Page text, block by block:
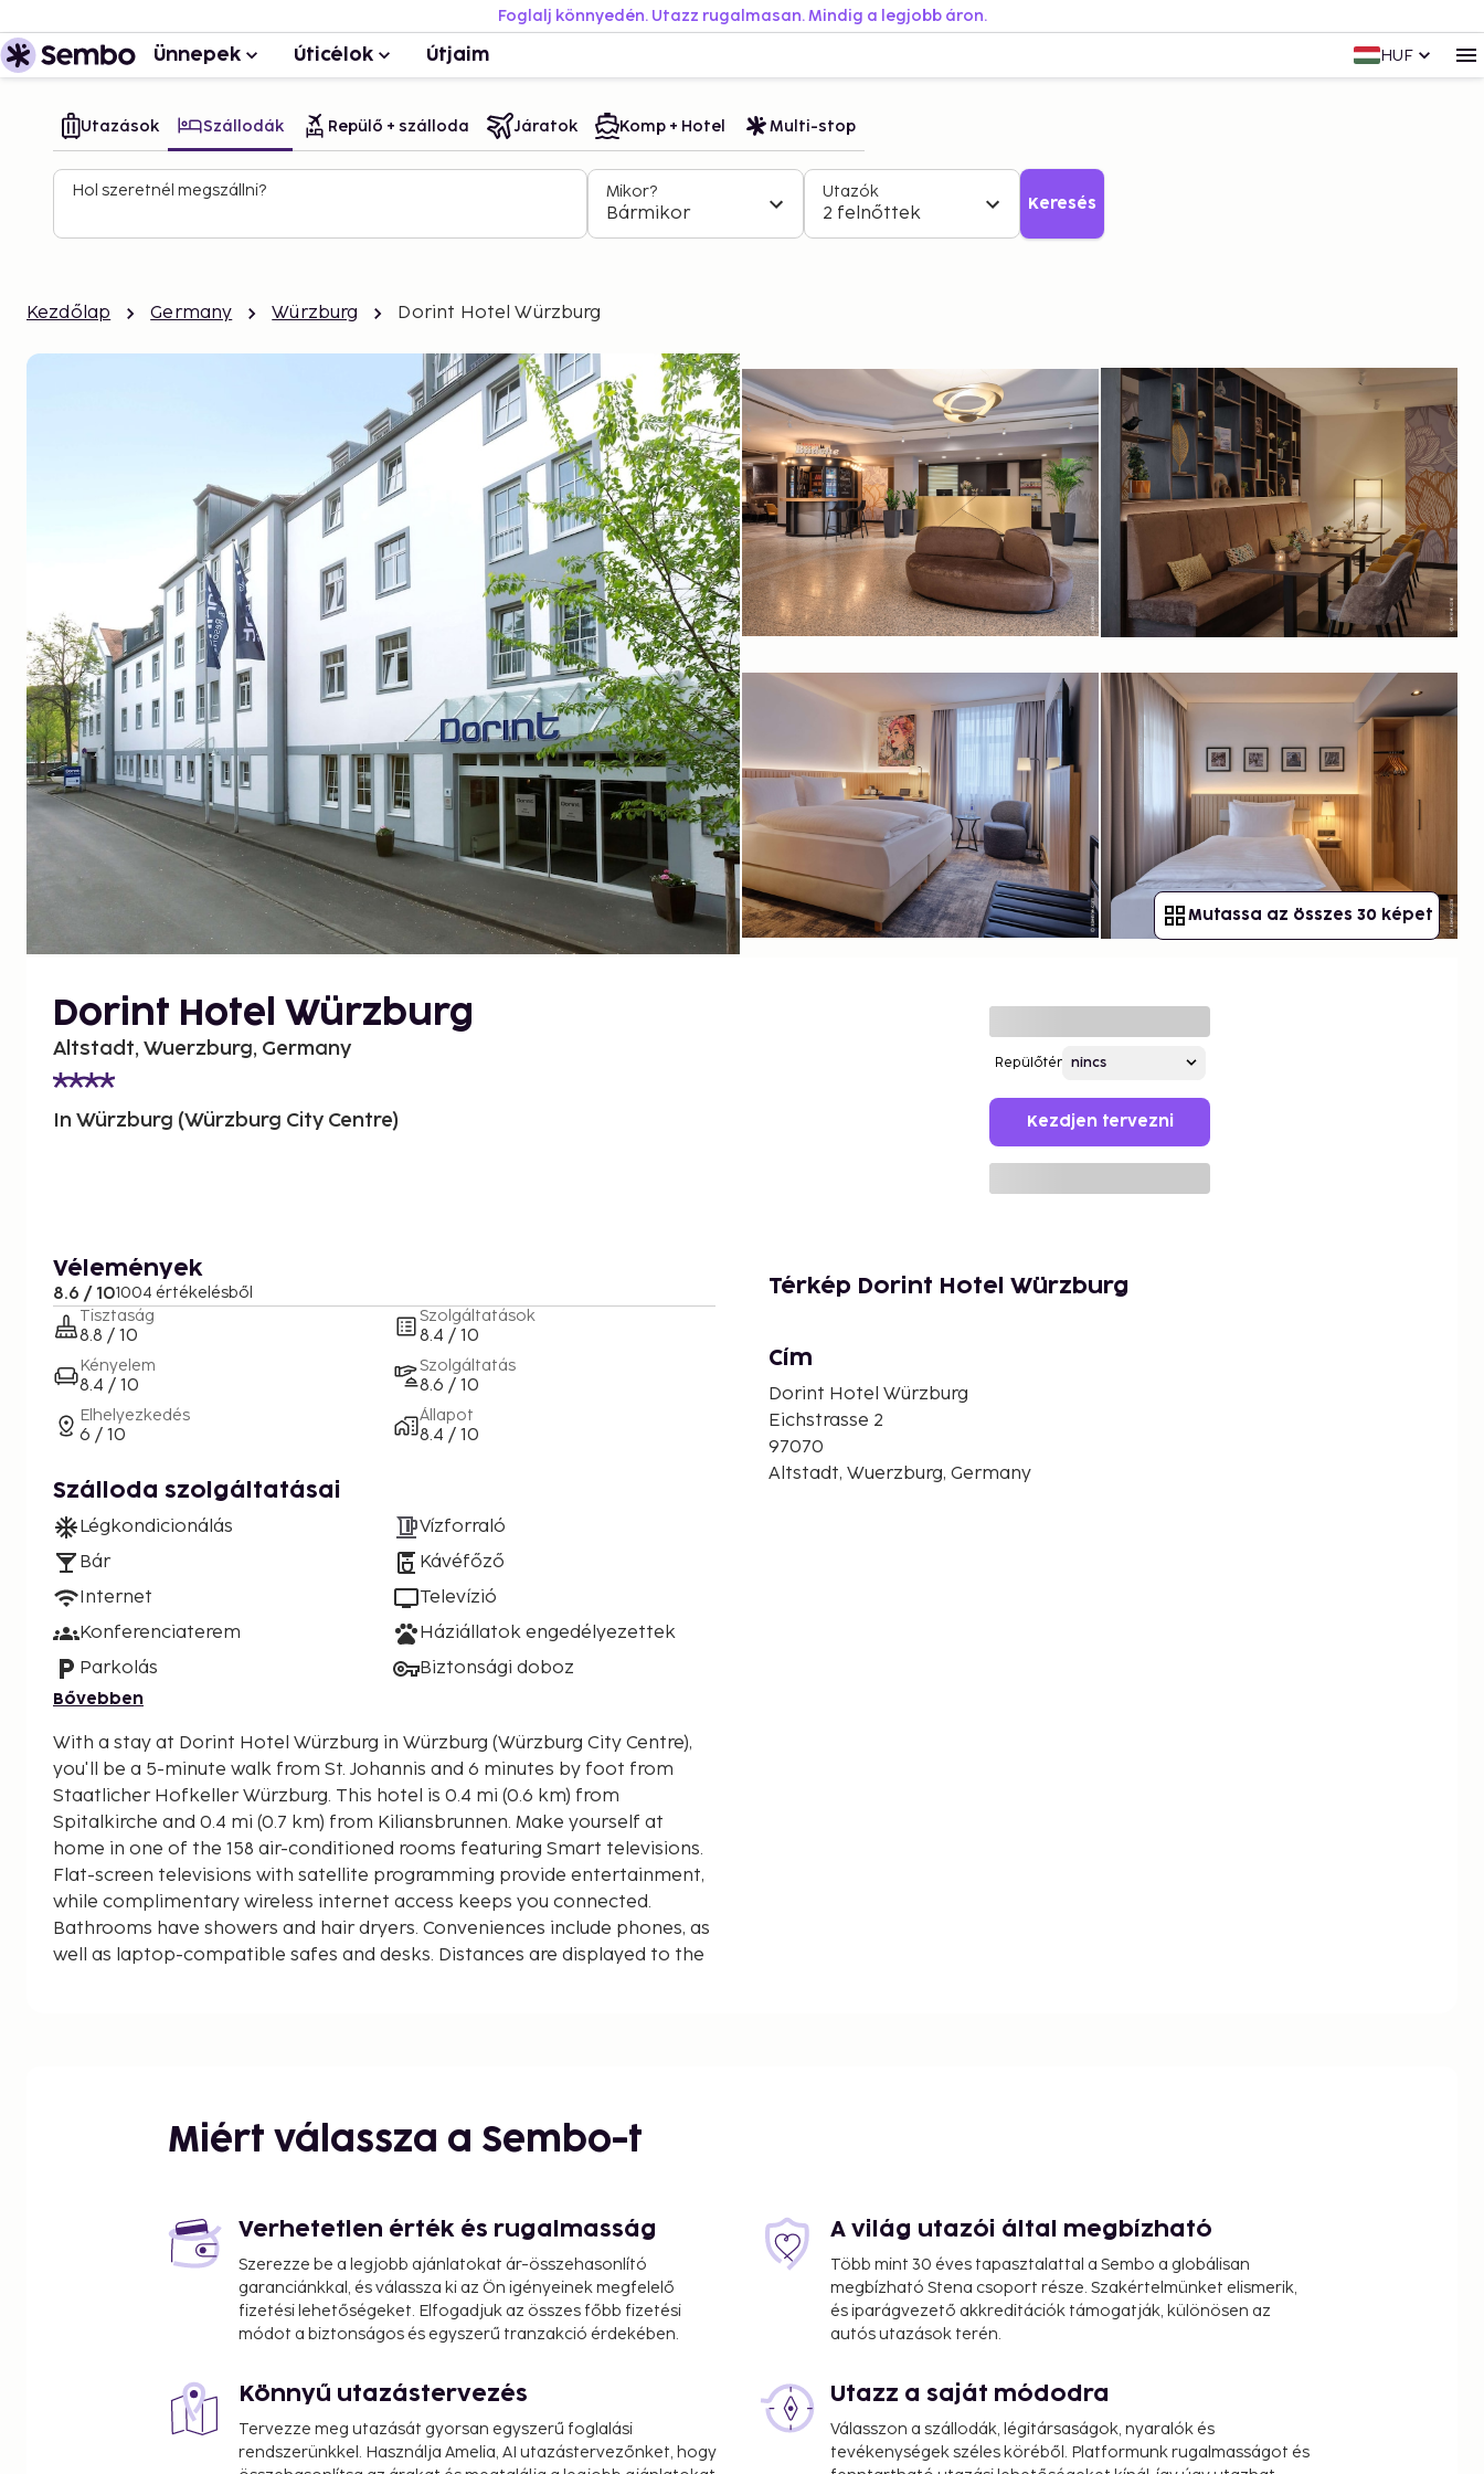
Foglalj könnyedén. Utazz rugalmasan. Mindig a legjobb áron.
Ünnepek Úticélok Útjaim HUF
Utazások Szállodák Repülő + szálloda Járatok Komp + Hotel Multi-stop
Hol szeretnél megszállni? Mikor?
Bármikor
Utazók
2 felnőttek Keresés
Kezdőlap Germany Würzburg Dorint Hotel Würzburg
Mutassa az összes 30 képet
Dorint Hotel Würzburg
Altstadt, Wuerzburg, Germany
In Würzburg (Würzburg City Centre)
Repülőtér
Kezdjen tervezni
Vélemények
8.6 / 101004 értékelésből
Tisztaság
8.8 / 10
Kényelem
8.4 / 10
Elhelyezkedés
6 / 10
Szolgáltatások
8.4 / 10
Szolgáltatás
8.6 / 10
Állapot
8.4 / 10
Szálloda szolgáltatásai
Légkondicionálás
Bár
Internet
Konferenciaterem
Parkolás
Vízforraló
Kávéfőző
Televízió
Háziállatok engedélyezettek
Biztonsági doboz
Bővebben
With a stay at Dorint Hotel Würzburg in Würzburg (Würzburg City Centre),
you'll be a 5-minute walk from St. Johannis and 6 minutes by foot from
Staatlicher Hofkeller Würzburg. This hotel is 0.4 mi (0.6 km) from
Spitalkirche and 0.4 mi (0.7 km) from Kiliansbrunnen. Make yourself at
home in one of the 158 air-conditioned rooms featuring Smart televisions.
Flat-screen televisions with satellite programming provide entertainment,
while complimentary wireless internet access keeps you connected.
Bathrooms have showers and hair dryers. Conveniences include phones, as
well as laptop-compatible safes and desks. Distances are displayed to the
Würzburg Residence - 0.7 km / 0.4 mi
Franconia Fountain - 0.7 km / 0.4 mi
Juliusspital - 0.8 km / 0.5 mi
St. Augustine's Church - 0.9 km / 0.6 mi
Würzburg Cathedral - 0.9 km / 0.6 mi
Neumünster - 0.9 km / 0.6 mi
Falkenhaus - 0.9 km / 0.6 mi
Augustiner Kloster - 1 km / 0.6 mi
The nearest airports are:
Nuremberg (NUE-Nuremberg Airport) - 105.8 km / 65.8 mi
Térkép Dorint Hotel Würzburg
Cím
Dorint Hotel Würzburg
Eichstrasse 2
97070
Altstadt, Wuerzburg, Germany
Miért válassza a Sembo-t
Verhetetlen érték és rugalmasság
Szerezze be a legjobb ajánlatokat ár-összehasonlító
garanciánkkal, és válassza ki az Ön igényeinek megfelelő
fizetési lehetőségeket. Elfogadjuk az összes főbb fizetési
módot a biztonságos és egyszerű tranzakció érdekében.
A világ utazói által megbízható
Több mint 30 éves tapasztalattal a Sembo a globálisan
megbízható Stena csoport része. Szakértelmünket elismerik,
és iparágvezető akkreditációk támogatják, különösen az
autós utazások terén.
Könnyű utazástervezés
Tervezze meg utazását gyorsan egyszerű foglalási
rendszerünkkel. Használja Amelia, AI utazástervezőnket, hogy
Utazz a saját módodra
Válasszon a szállodák, légitársaságok, nyaralók és
tevékenységek széles köréből. Platformunk rugalmasságot és